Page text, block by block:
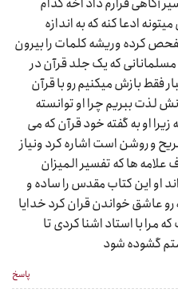
ادعا کنه که به اندازه
کرده وریشه کلمات را بیرون
که یک جلد قرآن در
فقط بازش میکنیم رو با قرآن
لذت ببریم چرا او توانسته
زیرا او به گفته خود قرآن که می
و روشن است اشاره کرد ونیاز
علامه ها که تفسیر المیزان
او این کتاب مقدس را ساده و
عاشق خواندن قران کرد خدایا
مرا با استاد اشنا کردی تا
گشوده شود
پاسخ